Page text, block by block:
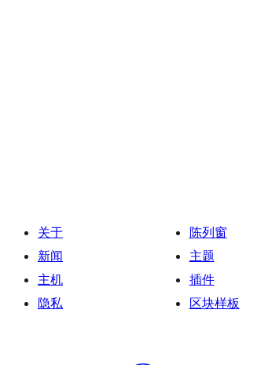
关于
新闻
主机
隐私
陈列窗
主题
插件
区块样板